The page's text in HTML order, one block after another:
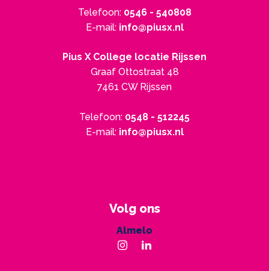
Telefoon: 0546 - 540808
E-mail: info@piusx.nl
Pius X College locatie Rijssen
Graaf Ottostraat 48
7461 CW Rijssen
Telefoon: 0548 - 512245
E-mail: info@piusx.nl
Volg ons
Almelo